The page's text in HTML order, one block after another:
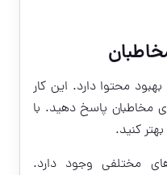
محتوا دارد. این کار
مخاطبان پاسخ دهید. با
کنید.
مختلفی وجود دارد.